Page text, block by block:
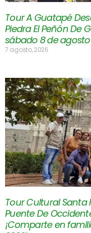
Tour A Guatapé
Piedra El Peñón De
sábado 8 de agosto
7 agosto, 2026
Tour Cultural Santa
Puente De
¡Comparte en